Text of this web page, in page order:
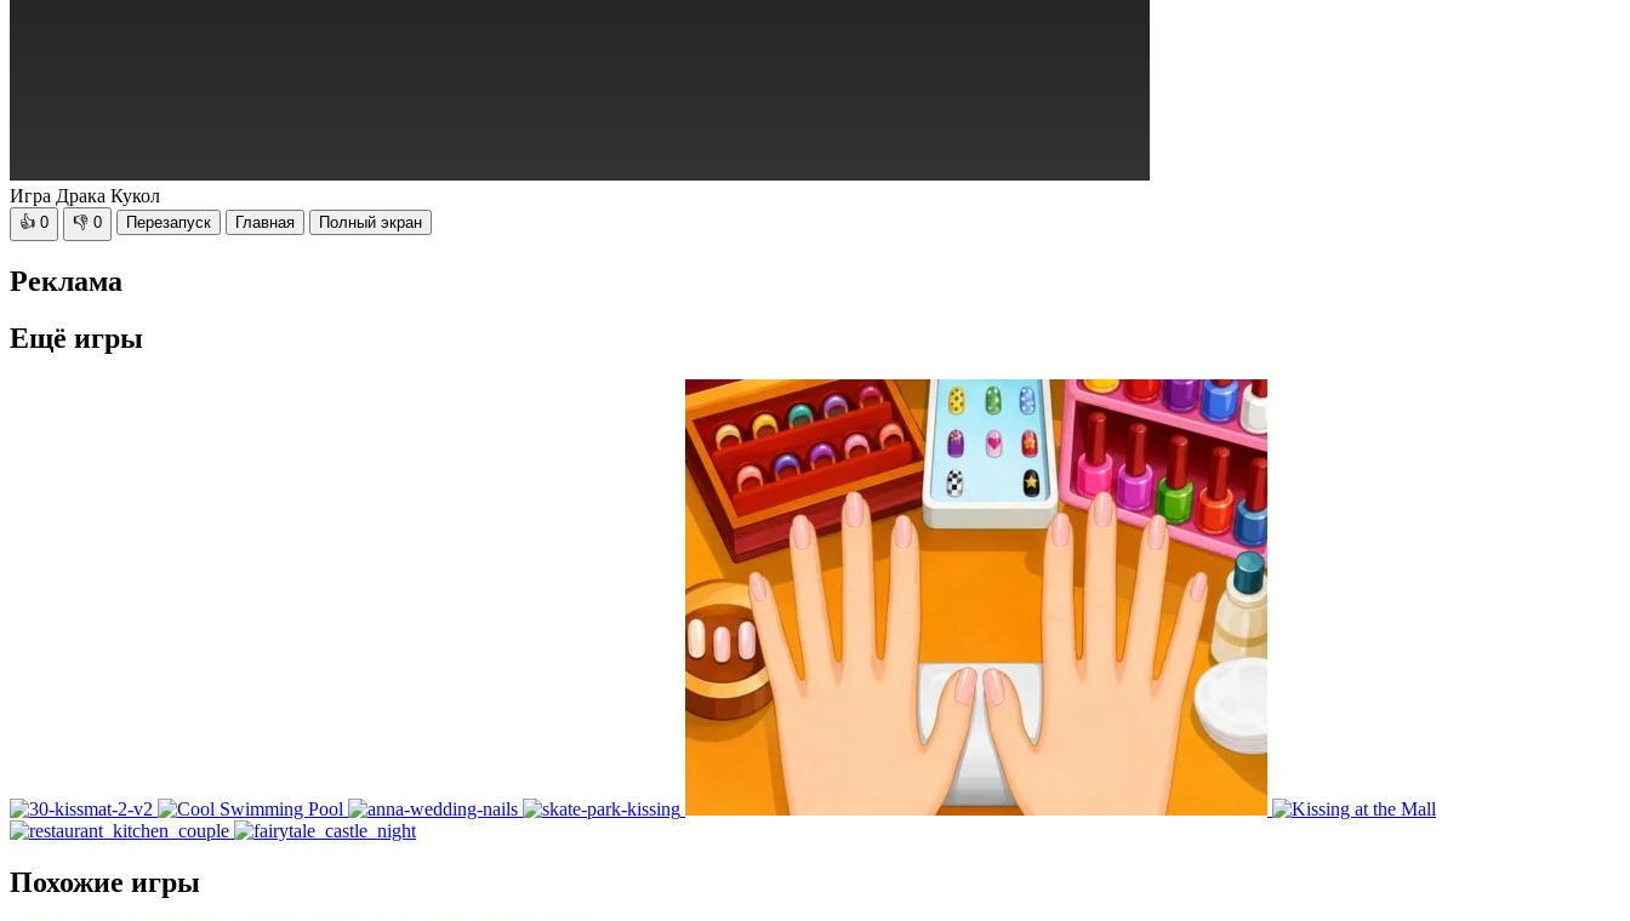
Игра Драка Кукол
👍 0 👎 0 Перезапуск Главная Полный экран
Реклама
Ещё игры
Похожие игры